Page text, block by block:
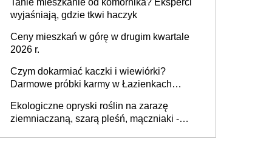
wyjaśniają, gdzie tkwi haczyk
Ceny mieszkań w górę w drugim kwartale
2026 r.
Czym dokarmiać kaczki i wiewiórki?
Darmowe próbki karmy w Łazienkach
edukacyjna]
Ekologiczne opryski roślin na zarazę
ziemniaczaną, szarą pleśń, mączniaki -